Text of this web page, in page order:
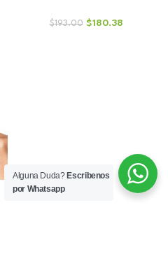
$193.00 El
$180.38El
Alguna Duda? Escribenos
por Whatsapp